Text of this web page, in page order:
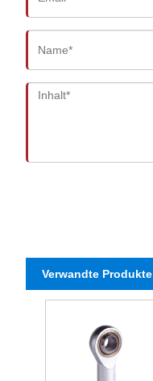
Verwandte Produkte